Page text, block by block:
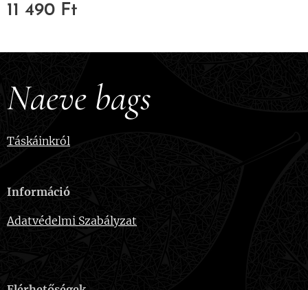
11 490 Ft
Naeve bags
Táskáinkról
Információ
Adatvédelmi Szabályzat